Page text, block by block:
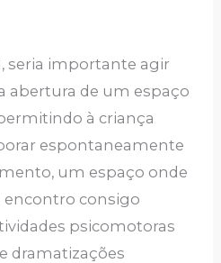
seria importante agir
abertura de um espaço
à criança
espontaneamente
um espaço onde
encontro consigo
psicomotoras
dramatizações